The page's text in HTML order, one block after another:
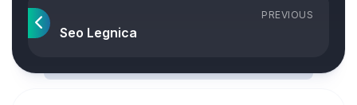
PREVIOUS
Seo Legnica